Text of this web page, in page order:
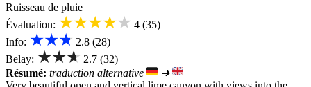
Ruisseau de pluie
Évaluation: ★★★★★ 4 (35)
Info: ★★★ 2.8 (28)
Belay: ★★★ 2.7 (32)
Résumé: traduction alternative
➜